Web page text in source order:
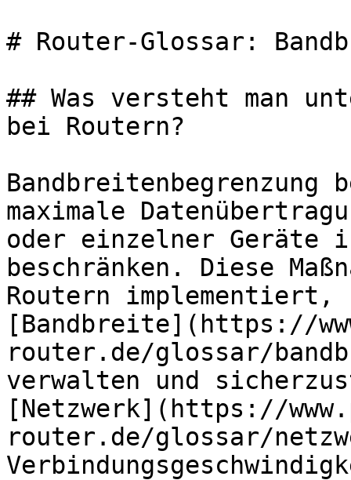
# Router-Glossar:
## Was versteht man
bei Routern?
maximale
oder einzelner Geräte
beschränken. Diese
Routern implementiert,
[Bandbreite](https://
router.de/glossar/
verwalten und
[Netzwerk](https://
router.de/glossar/